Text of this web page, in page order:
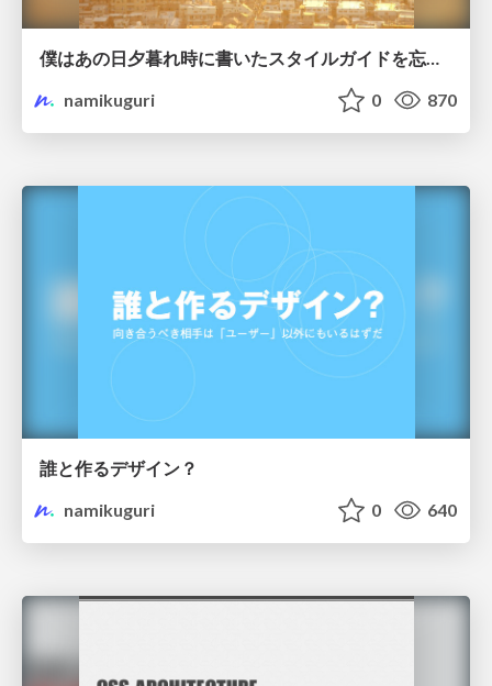
僕はあの日夕暮れ時に書いたスタイルガイドを忘れない
namikuguri
0 870
誰と作るデザイン？
namikuguri
0 640